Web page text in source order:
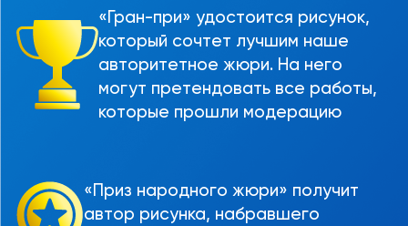
«Гран-при» удостоится рисунок,
который сочтет лучшим наше
авторитетное жюри. На него
могут претендовать все работы,
которые прошли модерацию
«Приз народного жюри» получит
автор рисунка, набравшего